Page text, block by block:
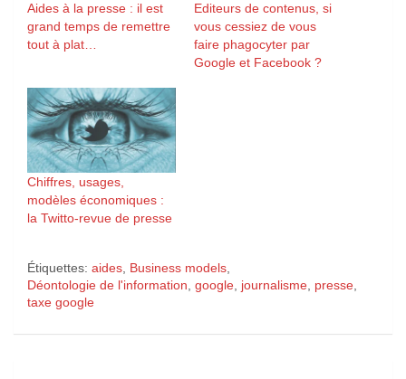
Aides à la presse : il est
grand temps de remettre
tout à plat…
Editeurs de contenus, si
vous cessiez de vous
faire phagocyter par
Google et Facebook ?
Chiffres, usages,
modèles économiques :
la Twitto-revue de presse
Étiquettes: aides Business models
Déontologie de l'information google journalisme presse
taxe google